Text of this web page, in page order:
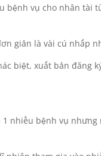
bệnh vụ cho nhân tài
giản là vài cú nhấp
biệt, xuất bản đăng
nhiều bệnh vụ